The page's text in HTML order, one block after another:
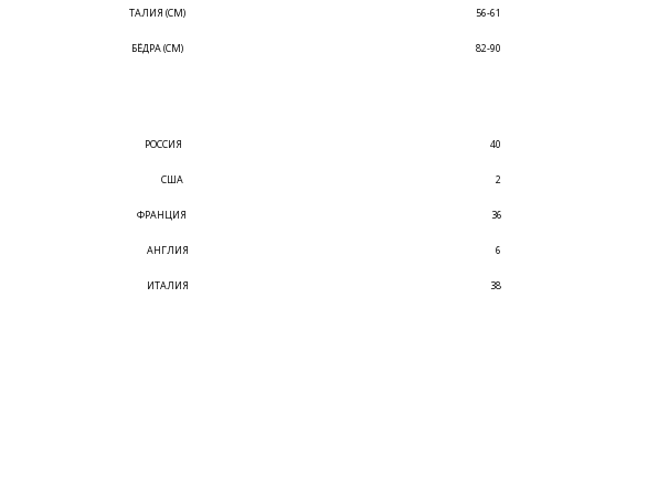
ТАЛИЯ (СМ)
БЁДРА (СМ)
56-61
82-90
РОССИЯ
США
ФРАНЦИЯ
АНГЛИЯ
ИТАЛИЯ
40
2
36
6
38